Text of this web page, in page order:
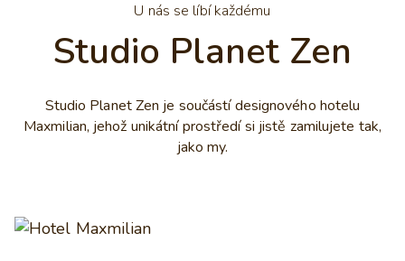
U nás se líbí každému
Studio Planet Zen
Studio Planet Zen je součástí designového hotelu
Maxmilian, jehož unikátní prostředí si jistě zamilujete tak,
jako my.